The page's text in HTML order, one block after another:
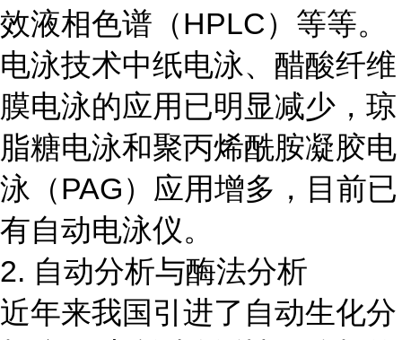
效液相色谱（HPLC）等等。
电泳技术中纸电泳、醋酸纤维
膜电泳的应用已明显减少，琼
脂糖电泳和聚丙烯酰胺凝胶电
泳（PAG）应用增多，目前已
有自动电泳仪。
2. 自动分析与酶法分析
近年来我国引进了自动生化分